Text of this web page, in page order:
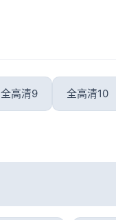
全高清9 全高清10